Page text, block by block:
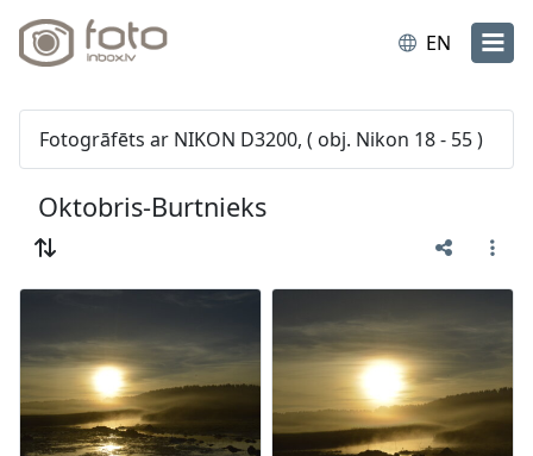
EN
Fotogrāfēts ar NIKON D3200, ( obj. Nikon 18 - 55 )
Oktobris-Burtnieks